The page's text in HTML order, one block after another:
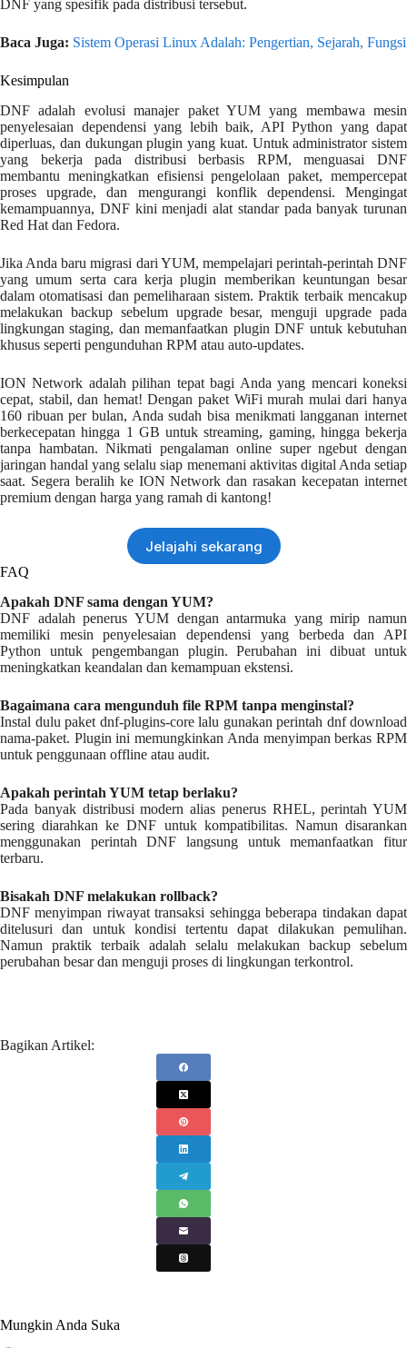
DNF yang spesifik pada distribusi tersebut.
Baca Juga: Sistem Operasi Linux Adalah: Pengertian, Sejarah, Fungsi
Kesimpulan
DNF adalah evolusi manajer paket YUM yang membawa mesin
penyelesaian dependensi yang lebih baik, API Python yang dapat
diperluas, dan dukungan plugin yang kuat. Untuk administrator sistem
yang bekerja pada distribusi berbasis RPM, menguasai DNF
membantu meningkatkan efisiensi pengelolaan paket, mempercepat
proses upgrade, dan mengurangi konflik dependensi. Mengingat
kemampuannya, DNF kini menjadi alat standar pada banyak turunan
Red Hat dan Fedora.
Jika Anda baru migrasi dari YUM, mempelajari perintah-perintah DNF
yang umum serta cara kerja plugin memberikan keuntungan besar
dalam otomatisasi dan pemeliharaan sistem. Praktik terbaik mencakup
melakukan backup sebelum upgrade besar, menguji upgrade pada
lingkungan staging, dan memanfaatkan plugin DNF untuk kebutuhan
khusus seperti pengunduhan RPM atau auto-updates.
ION Network adalah pilihan tepat bagi Anda yang mencari koneksi
cepat, stabil, dan hemat! Dengan paket WiFi murah mulai dari hanya
160 ribuan per bulan, Anda sudah bisa menikmati langganan internet
berkecepatan hingga 1 GB untuk streaming, gaming, hingga bekerja
tanpa hambatan. Nikmati pengalaman online super ngebut dengan
jaringan handal yang selalu siap menemani aktivitas digital Anda setiap
saat. Segera beralih ke ION Network dan rasakan kecepatan internet
premium dengan harga yang ramah di kantong!
Jelajahi sekarang
FAQ
Apakah DNF sama dengan YUM?
DNF adalah penerus YUM dengan antarmuka yang mirip namun
memiliki mesin penyelesaian dependensi yang berbeda dan API
Python untuk pengembangan plugin. Perubahan ini dibuat untuk
meningkatkan keandalan dan kemampuan ekstensi.
Bagaimana cara mengunduh file RPM tanpa menginstal?
Instal dulu paket dnf-plugins-core lalu gunakan perintah dnf download
nama-paket. Plugin ini memungkinkan Anda menyimpan berkas RPM
untuk penggunaan offline atau audit.
Apakah perintah YUM tetap berlaku?
Pada banyak distribusi modern alias penerus RHEL, perintah YUM
sering diarahkan ke DNF untuk kompatibilitas. Namun disarankan
menggunakan perintah DNF langsung untuk memanfaatkan fitur
terbaru.
Bisakah DNF melakukan rollback?
DNF menyimpan riwayat transaksi sehingga beberapa tindakan dapat
ditelusuri dan untuk kondisi tertentu dapat dilakukan pemulihan.
Namun praktik terbaik adalah selalu melakukan backup sebelum
perubahan besar dan menguji proses di lingkungan terkontrol.
Bagikan Artikel:
Mungkin Anda Suka